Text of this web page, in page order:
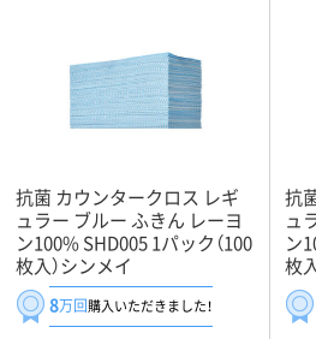
抗菌 カウンタークロス レギ
ュラー ブルー ふきん レーヨ
ン100% SHD005 1パック（100
枚入）シンメイ
8万回購入いただきました！
抗
ュ
ン
枚